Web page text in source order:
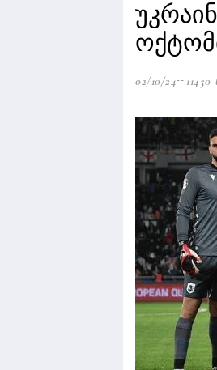
02/10/24